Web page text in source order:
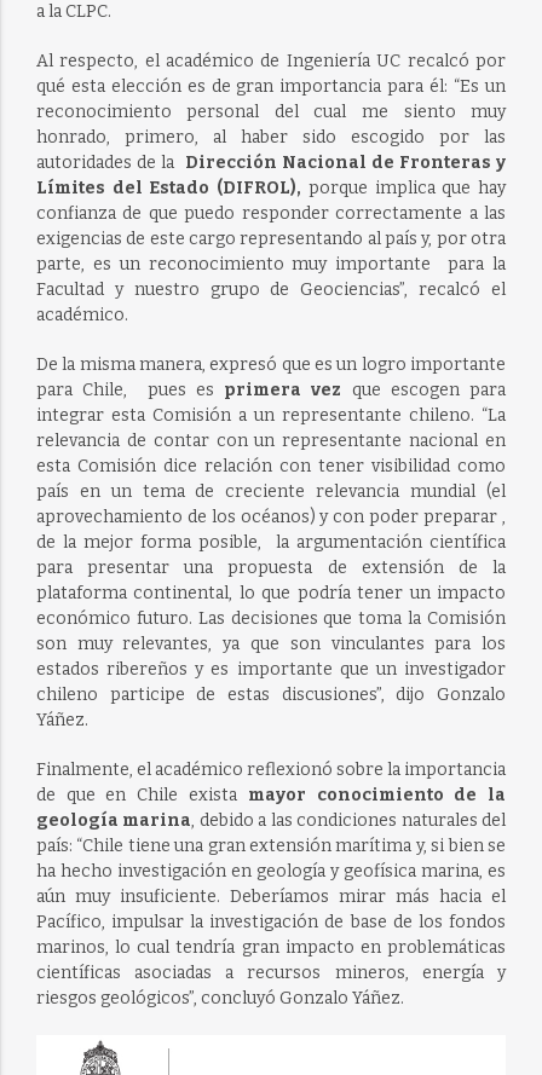
a la CLPC.
Al respecto, el académico de Ingeniería UC recalcó por
qué esta elección es de gran importancia para él: “Es un
reconocimiento personal del cual me siento muy
honrado, primero, al haber sido escogido por las
autoridades de la Dirección Nacional de Fronteras y
Límites del Estado (DIFROL), porque implica que hay
confianza de que puedo responder correctamente a las
exigencias de este cargo representando al país y, por otra
parte, es un reconocimiento muy importante para la
Facultad y nuestro grupo de Geociencias”, recalcó el
académico.
De la misma manera, expresó que es un logro importante
para Chile, pues es primera vez que escogen para
integrar esta Comisión a un representante chileno. “La
relevancia de contar con un representante nacional en
esta Comisión dice relación con tener visibilidad como
país en un tema de creciente relevancia mundial (el
aprovechamiento de los océanos) y con poder preparar ,
de la mejor forma posible, la argumentación científica
para presentar una propuesta de extensión de la
plataforma continental, lo que podría tener un impacto
económico futuro. Las decisiones que toma la Comisión
son muy relevantes, ya que son vinculantes para los
estados ribereños y es importante que un investigador
chileno participe de estas discusiones”, dijo Gonzalo
Yáñez.
Finalmente, el académico reflexionó sobre la importancia
de que en Chile exista mayor conocimiento de la
geología marina, debido a las condiciones naturales del
país: “Chile tiene una gran extensión marítima y, si bien se
ha hecho investigación en geología y geofísica marina, es
aún muy insuficiente. Deberíamos mirar más hacia el
Pacífico, impulsar la investigación de base de los fondos
marinos, lo cual tendría gran impacto en problemáticas
científicas asociadas a recursos mineros, energía y
riesgos geológicos”, concluyó Gonzalo Yáñez.